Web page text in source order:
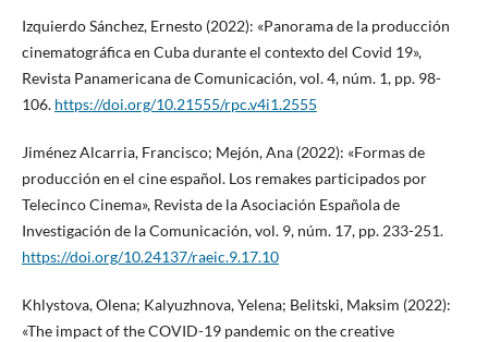
Izquierdo Sánchez, Ernesto (2022): «Panorama de la producción
cinematográfica en Cuba durante el contexto del Covid 19»,
Revista Panamericana de Comunicación, vol. 4, núm. 1, pp. 98-
106. https://doi.org/10.21555/rpc.v4i1.2555
Jiménez Alcarria, Francisco; Mejón, Ana (2022): «Formas de
producción en el cine español. Los remakes participados por
Telecinco Cinema», Revista de la Asociación Española de
Investigación de la Comunicación, vol. 9, núm. 17, pp. 233-251.
https://doi.org/10.24137/raeic.9.17.10
Khlystova, Olena; Kalyuzhnova, Yelena; Belitski, Maksim (2022):
«The impact of the COVID-19 pandemic on the creative